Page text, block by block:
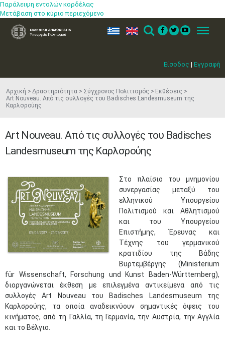
Παράλειψη εντολών κορδέλας
Μετάβαση στο κύριο περιεχόμενο
Είσοδος | Εγγραφή
ελ en Search Menu
Αρχική Δραστηριότητα Σύγχρονος Πολιτισμός
Εκθέσεις
Art Nouveau. Από τις συλλογές του Badisches Landesmuseum της
Καρλσρούης
Art Nouveau. Από τις συλλογές του Badisches
Landesmuseum της Καρλσρούης
Στο πλαίσιο του μνημονίου
συνεργασίας μεταξύ του
ελληνικού Υπουργείου
Πολιτισμού και Αθλητισμού
και του Υπουργείου
Επιστήμης, Έρευνας και
Τέχνης του γερμανικού
κρατιδίου της Βάδης
Βυρτεμβέργης (Ministerium
für Wissenschaft, Forschung und Kunst Baden-Württemberg),
διοργανώνεται έκθεση με επιλεγμένα αντικείμενα από τις
συλλογές Art Nouveau του Badisches Landesmuseum της
Καρλσρούης, τα οποία αναδεικνύουν σημαντικές όψεις του
κινήματος, από τη Γαλλία, τη Γερμανία, την Αυστρία, την Αγγλία
και το Βέλγιο.